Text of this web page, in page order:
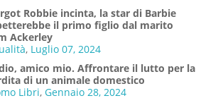
Robbie incinta, la star di Barbie
il primo figlio dal marito
Ackerley
, Luglio 07, 2024
amico mio. Affrontare il lutto per la
di un animale domestico
Libri, Gennaio 28, 2024